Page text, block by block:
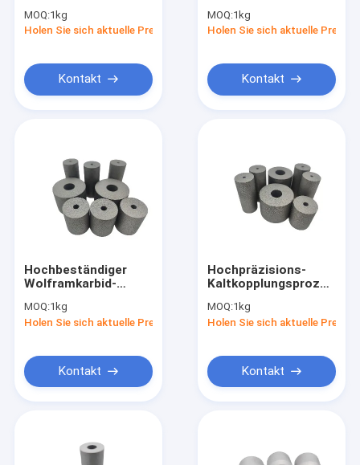
Kaltformprozess –
die perfekte
MOQ:1kg
Holen Sie sich aktuelle Preis
Kontakt
MOQ:1kg
Holen Sie sich aktuelle Preis
Kontakt
Hochbeständiger
Wolframkarbid-
kundenspezifisch für
lange Lebensdauer
MOQ:1kg
Holen Sie sich aktuelle Preis
Kontakt
Hochpräzisions-
Kaltkopplungsprozess
mit Anpassung nach
Kundenanforderungen
MOQ:1kg
Holen Sie sich aktuelle Preis
Kontakt